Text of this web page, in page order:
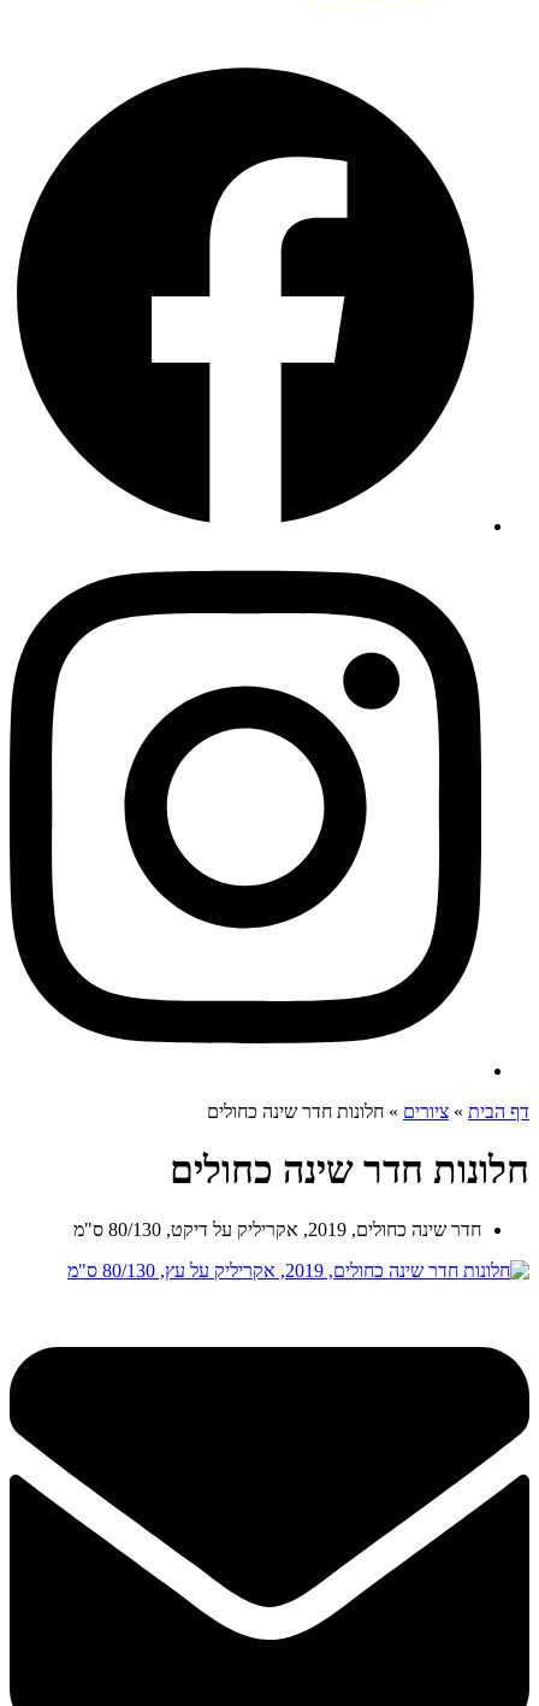
דף הבית » ציורים » חלונות חדר שינה כחולים
חלונות חדר שינה כחולים
חדר שינה כחולים, 2019, אקריליק על דיקט, 80/130 ס"מ